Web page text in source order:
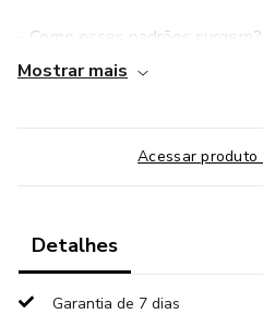
- Como esses padrões
Dependência e da Co-
Mostrar mais
Acessar produto
Detalhes
Garantia de 7 dias